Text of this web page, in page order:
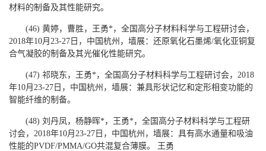
材料的制备及其性能研究。
(46) 黄婷，曹胜，王勇*，全国高分子材料科学与工程研讨会，
2018年10月23-27日，中国杭州，墙展：还原氧化石墨烯/氧化亚铜复
合气凝胶的制备及其光催化性能研究。
(47) 祁晓东，王勇*，全国高分子材料科学与工程研讨会，2018
年10月23-27日，中国杭州，墙展：兼具形状记忆和定形相变功能的
智能纤维的制备。
(48) 刘丹凤，杨静晖*，王勇*，全国高分子材料科学与工程研
讨会，2018年10月23-27日，中国杭州，墙展：具有高水通量和吸油
性能的PVDF/PMMA/GO共混复合薄膜。 王勇